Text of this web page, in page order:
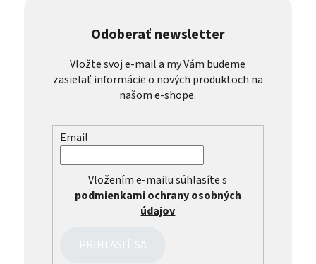
Odoberať newsletter
Vložte svoj e-mail a my Vám budeme
zasielať informácie o nových produktoch na
našom e-shope.
Email
Vložením e-mailu súhlasíte s
podmienkami ochrany osobných
údajov
PRIHLÁSIŤ SA